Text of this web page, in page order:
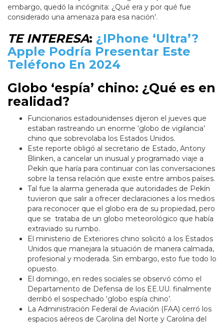
embargo, quedó la incógnita: ¿Qué era y por qué fue
considerado una amenaza para esa nación’.
TE INTERESA: ¿IPhone ‘Ultra’?
Apple Podría Presentar Este
Teléfono En 2024
Globo ‘espía’ chino: ¿Qué es en
realidad?
Funcionarios estadounidenses dijeron el jueves que
estaban rastreando un enorme ‘globo de vigilancia’
chino que sobrevolaba los Estados Unidos.
Este reporte obligó al secretario de Estado, Antony
Blinken, a cancelar un inusual y programado viaje a
Pekín que haría para continuar con las conversaciones
sobre la tensa relación que existe entre ambos países.
Tal fue la alarma generada que autoridades de Pekín
tuvieron que salir a ofrecer declaraciones a los medios
para reconocer que el globo era de su propiedad, pero
que se trataba de un globo meteorológico que había
extraviado su rumbo.
El ministerio de Exteriores chino solicitó a los Estados
Unidos que manejara la situación de manera calmada,
profesional y moderada. Sin embargo, esto fue todo lo
opuesto.
El domingo, en redes sociales se observó cómo el
Departamento de Defensa de los EE.UU. finalmente
derribó el sospechado ‘globo espía chino’.
La Administración Federal de Aviación (FAA) cerró los
espacios aéreos de Carolina del Norte y Carolina del